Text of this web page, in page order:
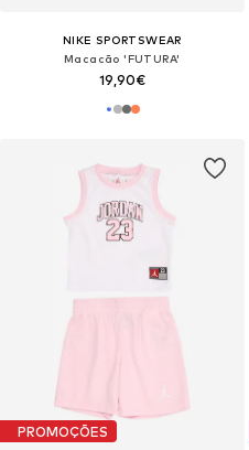
NIKE SPORTSWEAR
Macacão 'FUTURA'
19,90€
PROMOÇÕES